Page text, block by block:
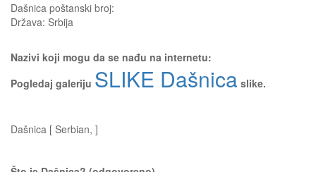
Dašnica poštanski broj:
Država: Srbija
Nazivi koji mogu da se nađu na internetu:
Pogledaj galeriju SLIKE Dašnica slike.
Dašnica [ Serbian, ]